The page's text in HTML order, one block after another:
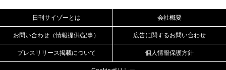
日刊サイゾーとは 会社概要
お問い合わせ（情報提供/記事） 広告に関するお問い合わせ
プレスリリース掲載について 個人情報保護方針